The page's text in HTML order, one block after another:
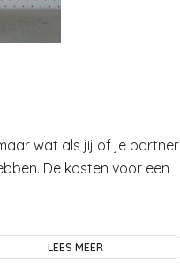
wat als jij of je partner
De kosten voor een
LEES MEER